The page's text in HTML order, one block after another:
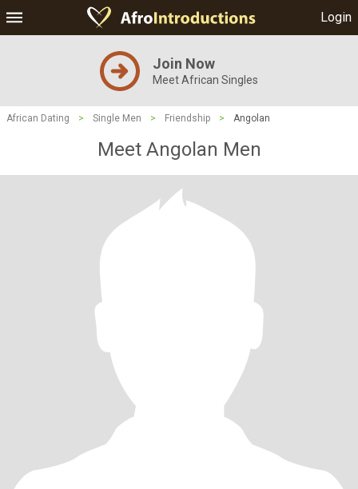
Login
Join Now
Meet African Singles
African Dating > Single Men > Friendship > Angolan
Meet Angolan Men